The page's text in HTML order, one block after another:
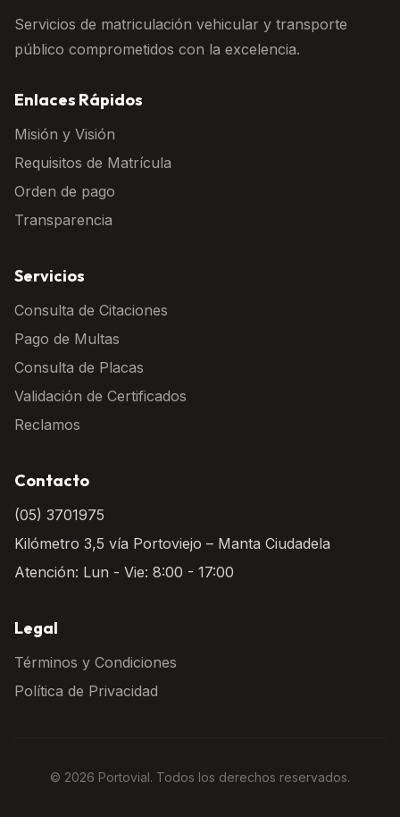
Servicios de matriculación vehicular y transporte
público comprometidos con la excelencia.
Enlaces Rápidos
Misión y Visión
Requisitos de Matrícula
Orden de pago
Transparencia
Servicios
Consulta de Citaciones
Pago de Multas
Consulta de Placas
Validación de Certificados
Reclamos
Contacto
(05) 3701975
Kilómetro 3,5 vía Portoviejo – Manta Ciudadela
Atención: Lun - Vie: 8:00 - 17:00
Legal
Términos y Condiciones
Política de Privacidad
© 2026 Portovial. Todos los derechos reservados.